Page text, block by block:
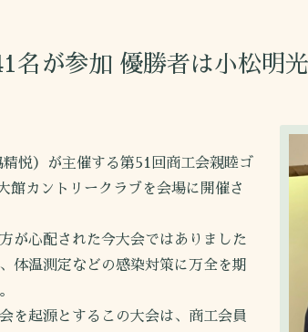
名が参加 優勝者は小松
悦）が主催する第51回商工会親睦ゴ
館カントリークラブを会場に開催さ
が心配された今大会ではありました
体温測定などの感染対策に万全を期
を起源とするこの大会は、商工会員